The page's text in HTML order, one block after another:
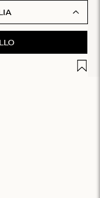
Add